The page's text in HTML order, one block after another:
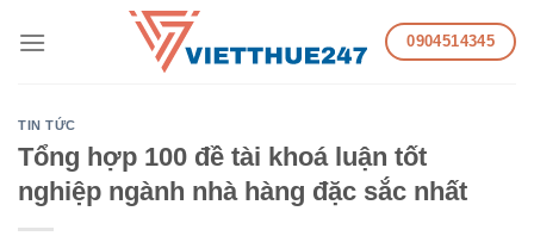
0904514345
TIN TỨC
Tổng hợp 100 đề tài khoá luận tốt
nghiệp ngành nhà hàng đặc sắc nhất